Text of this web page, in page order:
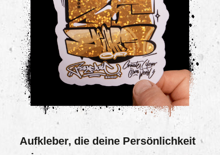
Aufkleber, die deine Persönlichkeit